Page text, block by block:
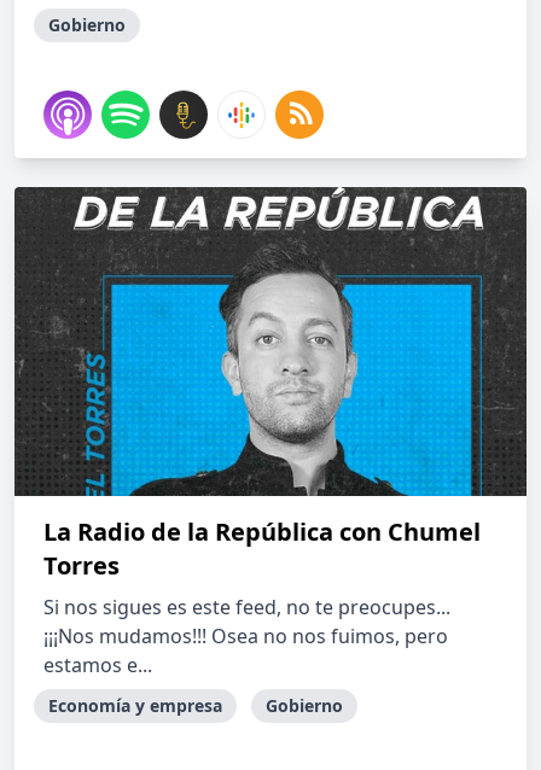
Gobierno
La Radio de la República con Chumel
Torres
Si nos sigues es este feed, no te preocupes...
¡¡¡Nos mudamos!!! Osea no nos fuimos, pero
estamos e...
Economía y empresa Gobierno